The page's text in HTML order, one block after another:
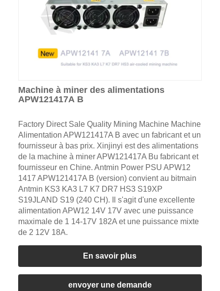
Machine à miner des alimentations
APW121417A B
Factory Direct Sale Quality Mining Machine Machine
Alimentation APW121417A B avec un fabricant et un
fournisseur à bas prix. Xinjinyi est des alimentations
de la machine à miner APW121417A Bu fabricant et
fournisseur en Chine. Antmin Power PSU APW12
1417 APW121417A B (version) convient au bitmain
Antmin KS3 KA3 L7 K7 DR7 HS3 S19XP
S19JLAND S19 (240 CH). Il s'agit d'une excellente
alimentation APW12 14V 17V avec une puissance
maximale de 1 14-17V 182A et une puissance mixte
de 2 12V 18A.
En savoir plus
envoyer une demande